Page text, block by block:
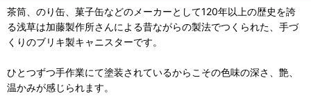
茶筒、のり缶、菓子缶などのメーカーとして120年以上の歴史を誇
る浅草は加藤製作所さんによる昔ながらの製法でつくられた、手づ
くりのブリキ製キャニスターです。
ひとつずつ手作業にて塗装されているからこその色味の深さ、艶、
温かみが感じられます。